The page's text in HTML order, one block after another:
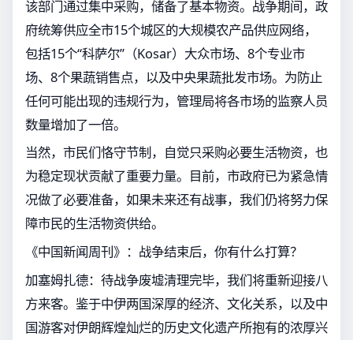
该部门通过集中采购，储备了基本物资。战争期间，政
府统筹供应全市15个城区的大规模农产品供应网络，
包括15个“科萨尔”（Kosar）大众市场、8个专业市
场、8个果蔬销售点，以及中央果蔬批发市场。为防止
任何可能出现的违规行为，管理局将各市场的监察人员
数量增加了一倍。
当然，市民们恪守节制，自觉只采购必要生活物资，也
为稳定现状贡献了重要力量。目前，市政府已为紧急情
况做了必要准备，如果未来还有战事，我们仍将努力保
障市民的生活物资供给。
《中国新闻周刊》：战争结束后，你有什么打算？
加塞姆扎德：待战争废墟清理完毕，我们将重新迎接八
方来客。鉴于中伊两国深厚的经济、文化关系，以及中
国游客对伊朗辉煌灿烂的历史文化遗产所抱有的浓厚兴